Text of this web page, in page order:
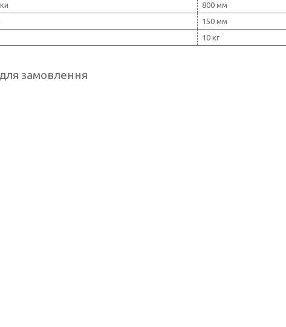
800 мм
150 мм
10 кг
замовлення